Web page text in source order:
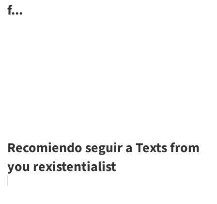
f...
Recomiendo seguir a Texts from
you rexistentialist